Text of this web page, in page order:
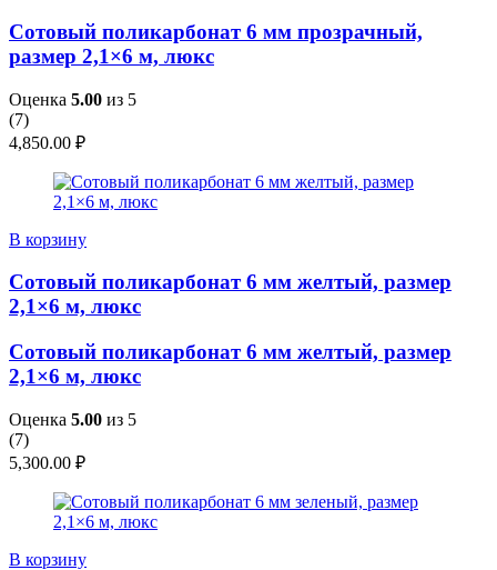
Сотовый поликарбонат 6 мм прозрачный,
размер 2,1×6 м, люкс
Оценка 5.00 из 5
(7)
4,850.00 ₽
В корзину
Сотовый поликарбонат 6 мм желтый, размер
2,1×6 м, люкс
Сотовый поликарбонат 6 мм желтый, размер
2,1×6 м, люкс
Оценка 5.00 из 5
(7)
5,300.00 ₽
В корзину